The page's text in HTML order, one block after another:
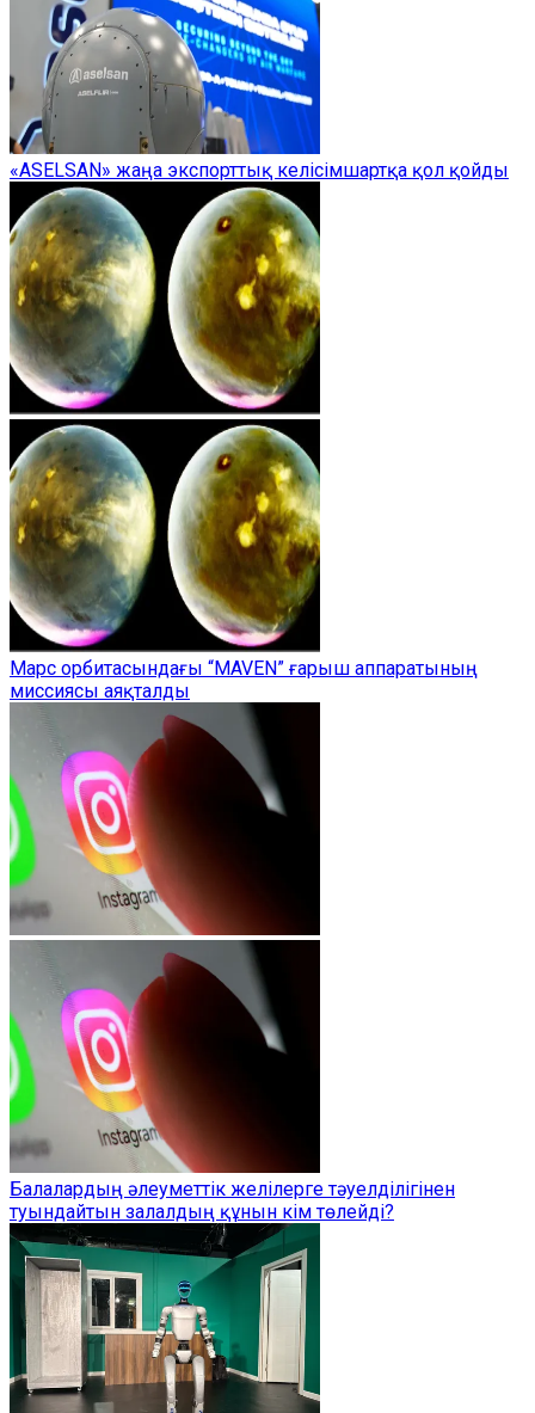
«ASELSAN» жаңа экспорттық келісімшартқа қол қойды
Марс орбитасындағы “MAVEN” ғарыш аппаратының
миссиясы аяқталды
Балалардың әлеуметтік желілерге тәуелділігінен
туындайтын залалдың құнын кім төлейді?